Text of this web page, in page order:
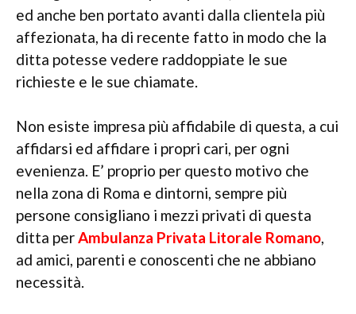
ed anche ben portato avanti dalla clientela più
affezionata, ha di recente fatto in modo che la
ditta potesse vedere raddoppiate le sue
richieste e le sue chiamate.
Non esiste impresa più affidabile di questa, a cui
affidarsi ed affidare i propri cari, per ogni
evenienza. E’ proprio per questo motivo che
nella zona di Roma e dintorni, sempre più
persone consigliano i mezzi privati di questa
ditta perAmbulanza Privata Litorale Romano,
ad amici, parenti e conoscenti che ne abbiano
necessità.